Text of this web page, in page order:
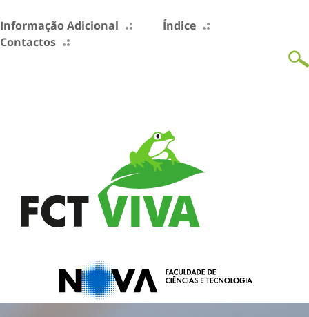
Informação Adicional
Índice
Contactos